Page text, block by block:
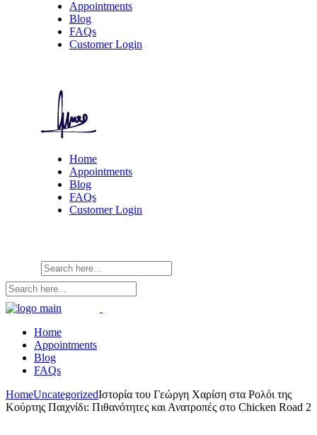
Appointments
Blog
FAQs
Customer Login
Home
Appointments
Blog
FAQs
Customer Login
Home
Appointments
Blog
FAQs
HomeUncategorizedΙστορία του Γεώργη Χαρίση στα Ρολόι της
Κούρτης Παιχνίδι: Πιθανότητες και Ανατροπές στο Chicken Road 2